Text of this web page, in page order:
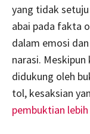
yang tidak
abai pada fakta
dalam emosi
narasi.
didukung oleh
tol, kesaksian
pembuktian